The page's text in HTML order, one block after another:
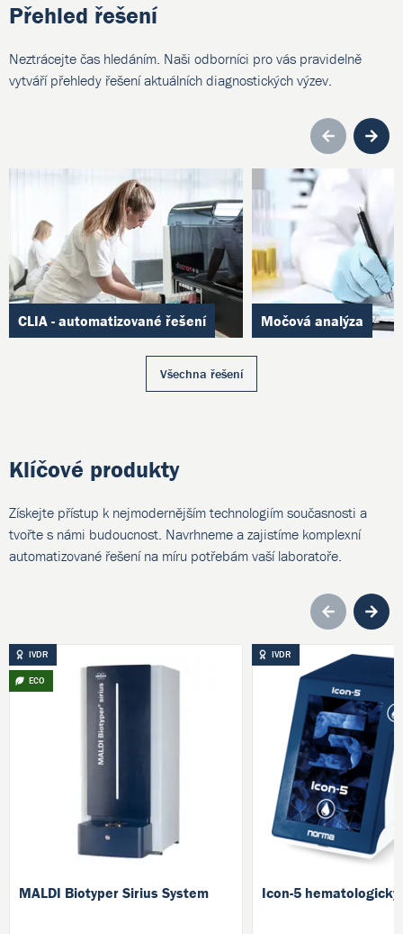
Přehled řešení
Neztrácejte čas hledáním. Naši odborníci pro vás pravidelně
vytváří přehledy řešení aktuálních diagnostických výzev.
CLIA - automatizované řešení Močová analýza
Všechna řešení
Klíčové produkty
Získejte přístup k nejmodernějším technologiím současnosti a
tvořte s námi budoucnost. Navrhneme a zajistíme komplexní
automatizované řešení na míru potřebám vaší laboratoře.
IVDR
ECO
MALDI Biotyper Sirius System
IVDR
Icon-5